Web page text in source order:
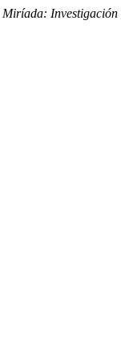
Miríada: Investigación